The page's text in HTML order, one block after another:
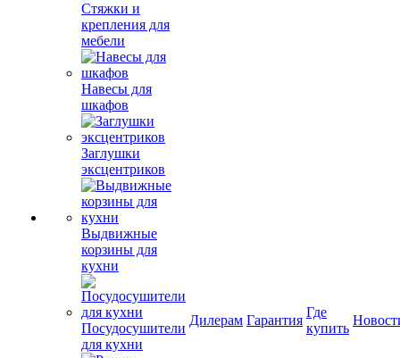
Стяжки и
крепления для
мебели
Навесы для
шкафов
Заглушки
эксцентриков
Выдвижные
корзины для
кухни
Посудосушители
для кухни
Дилерам Гарантия
Где
купить